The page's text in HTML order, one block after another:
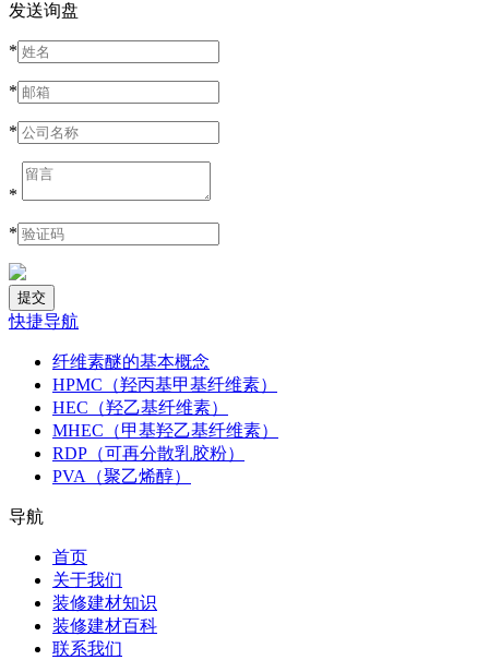
发送询盘
*
*
*
*
*
快捷导航
纤维素醚的基本概念
HPMC（羟丙基甲基纤维素）
HEC（羟乙基纤维素）
MHEC（甲基羟乙基纤维素）
RDP（可再分散乳胶粉）
PVA（聚乙烯醇）
导航
首页
关于我们
装修建材知识
装修建材百科
联系我们